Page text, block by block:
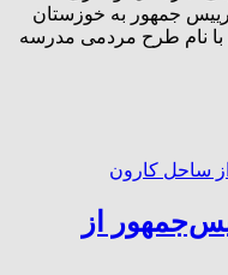
جمهور به خوزستان
نام طرح مردمی مدرسه
از